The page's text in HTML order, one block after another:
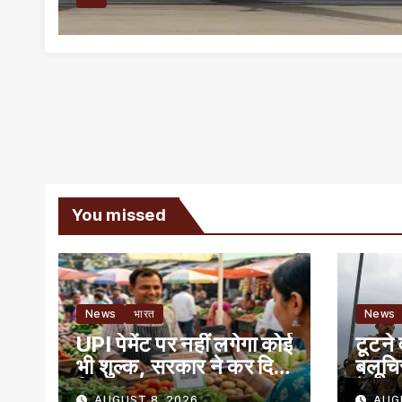
You missed
News भारत
UPI पेमेंट पर नहीं लगेगा कोई
भी शुल्क, सरकार ने कर दिया
क्लियर
News
टूटने
में